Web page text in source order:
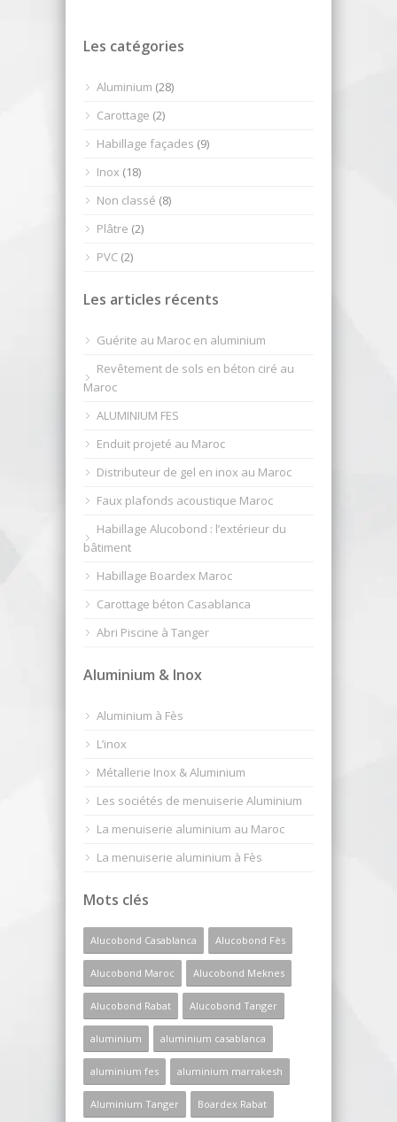
Les catégories
Aluminium (28)
Carottage (2)
Habillage façades (9)
Inox (18)
Non classé (8)
Plâtre (2)
PVC (2)
Les articles récents
Guérite au Maroc en aluminium
Revêtement de sols en béton ciré au
Maroc
ALUMINIUM FES
Enduit projeté au Maroc
Distributeur de gel en inox au Maroc
Faux plafonds acoustique Maroc
Habillage Alucobond : l’extérieur du
bâtiment
Habillage Boardex Maroc
Carottage béton Casablanca
Abri Piscine à Tanger
Aluminium & Inox
Aluminium à Fès
L’inox
Métallerie Inox & Aluminium
Les sociétés de menuiserie Aluminium
La menuiserie aluminium au Maroc
La menuiserie aluminium à Fès
Mots clés
Alucobond Casablanca Alucobond Fès
Alucobond Maroc Alucobond Meknes
Alucobond Rabat Alucobond Tanger
aluminium aluminium casablanca
aluminium fes aluminium marrakesh
Aluminium Tanger Boardex Rabat